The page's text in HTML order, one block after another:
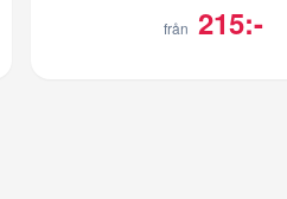
från 215:-